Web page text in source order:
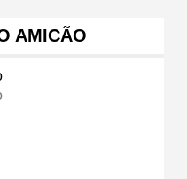
AMICÃO